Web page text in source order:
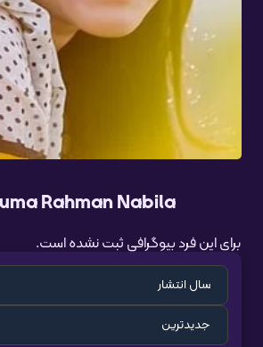
Rahman Nabila
برای این فرد بیوگرافی ثبت نشده است.